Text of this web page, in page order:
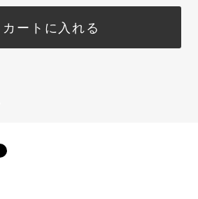
カートに入れる